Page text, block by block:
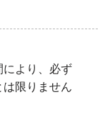
より、必ず
限りません